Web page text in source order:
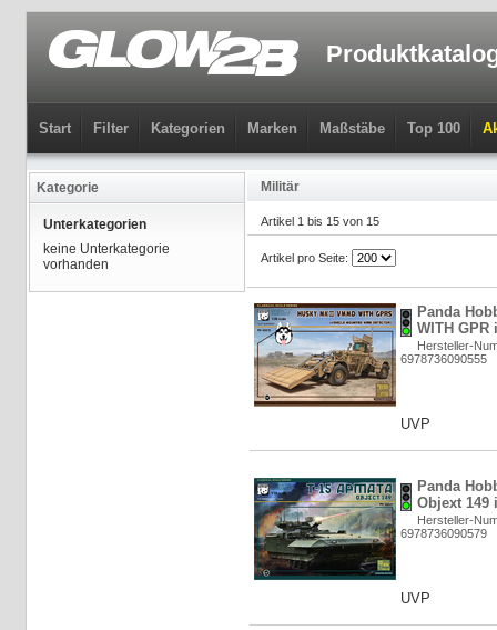
Start Filter Kategorien Marken Maßstäbe Top 100
Kategorie
Unterkategorien
keine Unterkategorie
vorhanden
Militär
Artikel 1 bis 15 von 15
Artikel pro Seite:
Panda
WITH GPR
Hersteller-
6978736090555
UVP
Panda
Objext 149
Hersteller-
6978736090579
UVP